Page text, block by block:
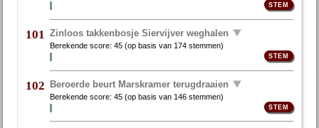
101 Zinloos takkenbosje Siervijver weghalen
Berekende score:45 (op basis van 174 stemmen)
102 Beroerde beurt Marskramer terugdraaien
Berekende score:45 (op basis van 146 stemmen)